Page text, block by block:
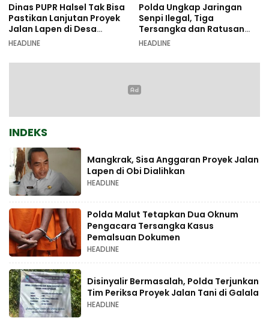
Dinas PUPR Halsel Tak Bisa
Pastikan Lanjutan Proyek
Jalan Lapen di Desa
Sambiki
HEADLINE
Polda Ungkap Jaringan
Senpi Ilegal, Tiga
Tersangka dan Ratusan
Amunisi Diamankan
HEADLINE
INDEKS
Mangkrak, Sisa Anggaran Proyek Jalan
Lapen di Obi Dialihkan
HEADLINE
Polda Malut Tetapkan Dua Oknum
Pengacara Tersangka Kasus
Pemalsuan Dokumen
HEADLINE
Disinyalir Bermasalah, Polda Terjunkan
Tim Periksa Proyek Jalan Tani di Galala
HEADLINE